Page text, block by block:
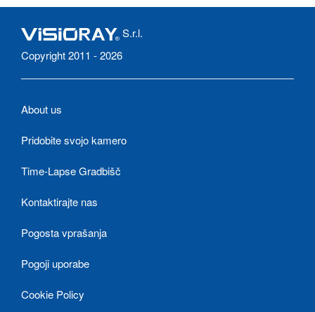
S.r.l.
Copyright 2011 - 2026
About us
Pridobite svojo kamero
Time-Lapse Gradbišč
Kontaktirajte nas
Pogosta vprašanja
Pogoji uporabe
Cookie Policy